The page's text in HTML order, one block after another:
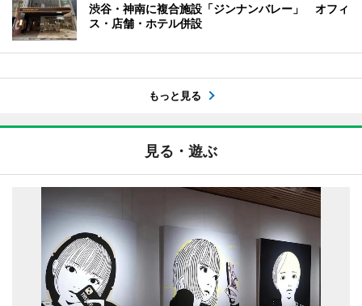
渋谷・神南に複合施設「ジンナンバレー」 オフィ
ス・店舗・ホテル併設
もっと見る
見る・遊ぶ